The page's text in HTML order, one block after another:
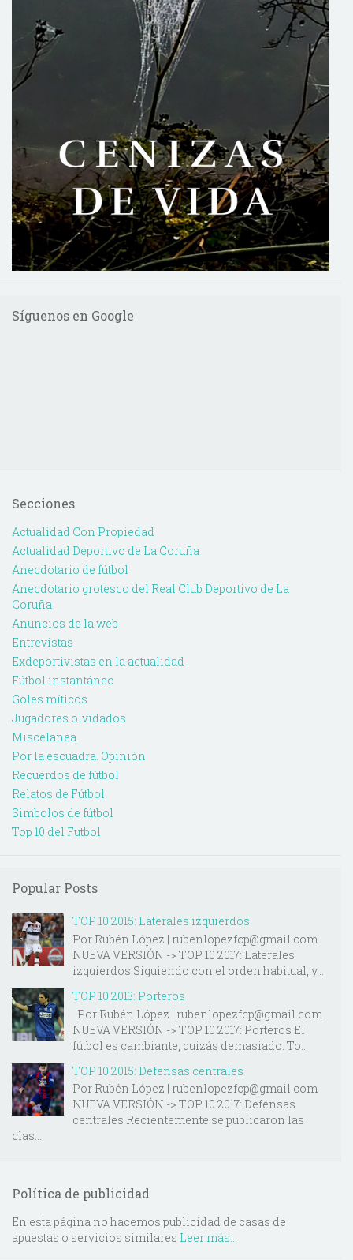
Síguenos en Google
Secciones
Actualidad Con Propiedad
Actualidad Deportivo de La Coruña
Anecdotario de fútbol
Anecdotario grotesco del Real Club Deportivo de La
Coruña
Anuncios de la web
Entrevistas
Exdeportivistas en la actualidad
Fútbol instantáneo
Goles míticos
Jugadores olvidados
Miscelanea
Por la escuadra. Opinión
Recuerdos de fútbol
Relatos de Fútbol
Simbolos de fútbol
Top 10 del Futbol
Popular Posts
TOP 10 2015: Laterales izquierdos
Por Rubén López | rubenlopezfcp@gmail.com
NUEVA VERSIÓN -> TOP 10 2017: Laterales
izquierdos Siguiendo con el orden habitual, y...
TOP 10 2013: Porteros
Por Rubén López | rubenlopezfcp@gmail.com
NUEVA VERSIÓN -> TOP 10 2017: Porteros El
fútbol es cambiante, quizás demasiado. To...
TOP 10 2015: Defensas centrales
Por Rubén López | rubenlopezfcp@gmail.com
NUEVA VERSIÓN -> TOP 10 2017: Defensas
centrales Recientemente se publicaron las
clas...
Política de publicidad
En esta página no hacemos publicidad de casas de
apuestas o servicios similares Leer más...